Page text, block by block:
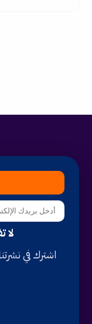
اشترك في